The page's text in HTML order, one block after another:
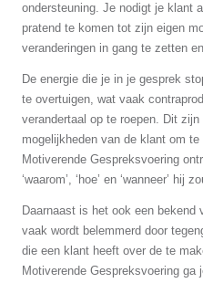
ondersteuning. Je nodigt je klant
pratend te komen tot zijn eigen
veranderingen in gang te zetten
De energie die je in je gesprek
te overtuigen, wat vaak
verandertaal op te roepen. Dit
mogelijkheden van de klant om
Motiverende Gespreksvoering
‘waarom’, ‘hoe’ en ‘wanneer’ hij
Daarnaast is het ook een bekend
vaak wordt belemmerd door
die een klant heeft over de te
Motiverende Gespreksvoering